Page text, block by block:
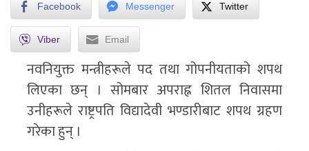
Facebook Messenger Twitter
Viber Email
नवनियुक्त मन्त्रीहरूले पद तथा गोपनीयताको शपथ
लिएका छन् । सोमबार अपराह्न शितल निवासमा
उनीहरूले राष्ट्रपति विद्यादेवी भण्डारीबाट शपथ ग्रहण
गरेका हुन् ।